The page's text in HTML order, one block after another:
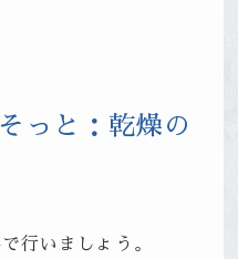
っと：乾燥の
行いましょう。